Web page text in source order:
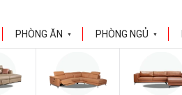
PHÒNG ĂN ▼ PHÒNG NGỦ ▼